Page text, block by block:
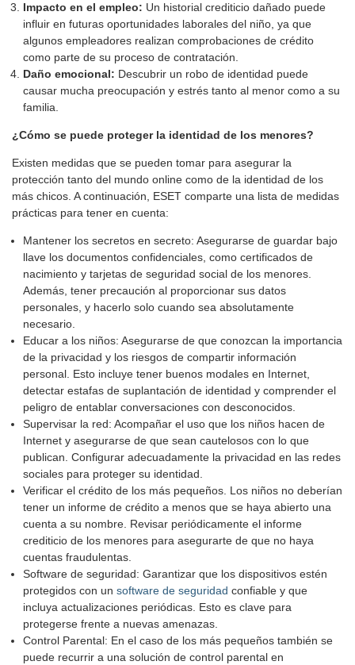
Impacto en el empleo: Un historial crediticio dañado puede
influir en futuras oportunidades laborales del niño, ya que
algunos empleadores realizan comprobaciones de crédito
como parte de su proceso de contratación.
Daño emocional: Descubrir un robo de identidad puede
causar mucha preocupación y estrés tanto al menor como a su
familia.
¿Cómo se puede proteger la identidad de los menores?
Existen medidas que se pueden tomar para asegurar la
protección tanto del mundo online como de la identidad de los
más chicos. A continuación, ESET comparte una lista de medidas
prácticas para tener en cuenta:
Mantener los secretos en secreto: Asegurarse de guardar bajo
llave los documentos confidenciales, como certificados de
nacimiento y tarjetas de seguridad social de los menores.
Además, tener precaución al proporcionar sus datos
personales, y hacerlo solo cuando sea absolutamente
necesario.
Educar a los niños: Asegurarse de que conozcan la importancia
de la privacidad y los riesgos de compartir información
personal. Esto incluye tener buenos modales en Internet,
detectar estafas de suplantación de identidad y comprender el
peligro de entablar conversaciones con desconocidos.
Supervisar la red: Acompañar el uso que los niños hacen de
Internet y asegurarse de que sean cautelosos con lo que
publican. Configurar adecuadamente la privacidad en las redes
sociales para proteger su identidad.
Verificar el crédito de los más pequeños. Los niños no deberían
tener un informe de crédito a menos que se haya abierto una
cuenta a su nombre. Revisar periódicamente el informe
crediticio de los menores para asegurarte de que no haya
cuentas fraudulentas.
Software de seguridad: Garantizar que los dispositivos estén
protegidos con un software de seguridad confiable y que
incluya actualizaciones periódicas. Esto es clave para
protegerse frente a nuevas amenazas.
Control Parental: En el caso de los más pequeños también se
puede recurrir a una solución de control parental en